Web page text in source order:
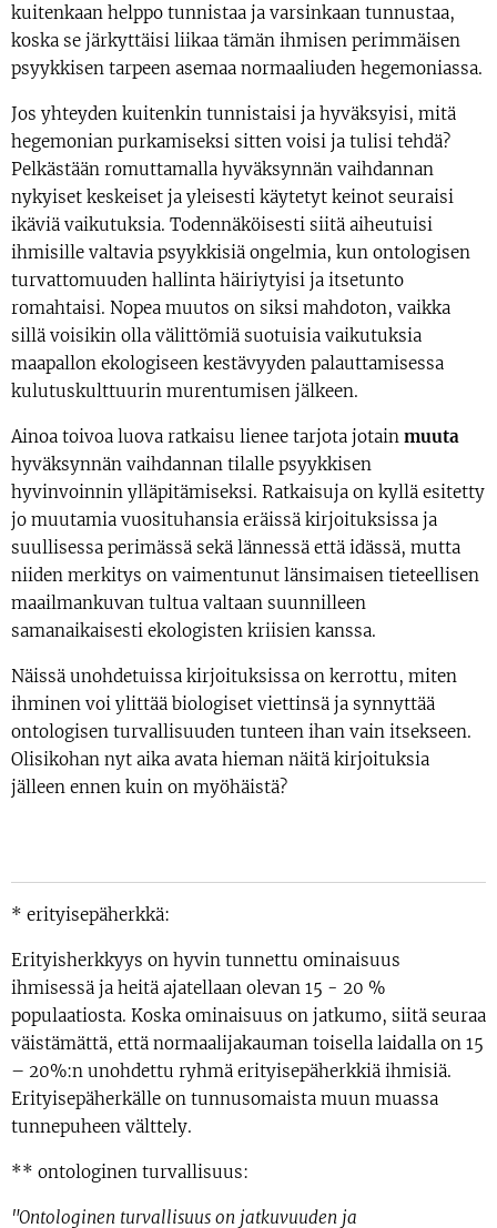
kuitenkaan helppo tunnistaa ja varsinkaan tunnustaa,
koska se järkyttäisi liikaa tämän ihmisen perimmäisen
psyykkisen tarpeen asemaa normaaliuden hegemoniassa.
Jos yhteyden kuitenkin tunnistaisi ja hyväksyisi, mitä
hegemonian purkamiseksi sitten voisi ja tulisi tehdä?
Pelkästään romuttamalla hyväksynnän vaihdannan
nykyiset keskeiset ja yleisesti käytetyt keinot seuraisi
ikäviä vaikutuksia. Todennäköisesti siitä aiheutuisi
ihmisille valtavia psyykkisiä ongelmia, kun ontologisen
turvattomuuden hallinta häiriytyisi ja itsetunto
romahtaisi. Nopea muutos on siksi mahdoton, vaikka
sillä voisikin olla välittömiä suotuisia vaikutuksia
maapallon ekologiseen kestävyyden palauttamisessa
kulutuskulttuurin murentumisen jälkeen.
Ainoa toivoa luova ratkaisu lienee tarjota jotain muuta
hyväksynnän vaihdannan tilalle psyykkisen
hyvinvoinnin ylläpitämiseksi. Ratkaisuja on kyllä esitetty
jo muutamia vuosituhansia eräissä kirjoituksissa ja
suullisessa perimässä sekä lännessä että idässä, mutta
niiden merkitys on vaimentunut länsimaisen tieteellisen
maailmankuvan tultua valtaan suunnilleen
samanaikaisesti ekologisten kriisien kanssa.
Näissä unohdetuissa kirjoituksissa on kerrottu, miten
ihminen voi ylittää biologiset viettinsä ja synnyttää
ontologisen turvallisuuden tunteen ihan vain itsekseen.
Olisikohan nyt aika avata hieman näitä kirjoituksia
jälleen ennen kuin on myöhäistä?
* erityisepäherkkä:
Erityisherkkyys on hyvin tunnettu ominaisuus
ihmisessä ja heitä ajatellaan olevan 15 - 20 %
populaatiosta. Koska ominaisuus on jatkumo, siitä seuraa
väistämättä, että normaalijakauman toisella laidalla on 15
– 20%:n unohdettu ryhmä erityisepäherkkiä ihmisiä.
Erityisepäherkälle on tunnusomaista muun muassa
tunnepuheen välttely.
** ontologinen turvallisuus:
"Ontologinen turvallisuus on jatkuvuuden ja